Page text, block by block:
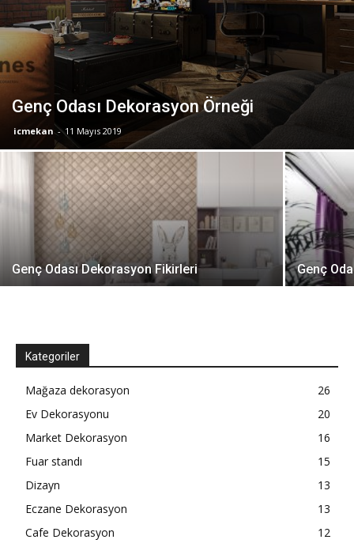
Genç Odası Dekorasyon Örneği
icmekan - 11 Mayıs 2019
Genç Odası Dekorasyon Fikirleri Genç
Kategoriler
Mağaza dekorasyon
26
Ev Dekorasyonu
20
Market Dekorasyon
16
Fuar standı
15
Dizayn
13
Eczane Dekorasyon
13
Cafe Dekorasyon
12